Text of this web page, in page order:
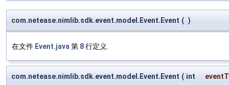
com.netease.nimlib.sdk.event.model.Event.Event ( )
在文件 Event.java第 8行定义.
com.netease.nimlib.sdk.event.model.Event.Event ( int